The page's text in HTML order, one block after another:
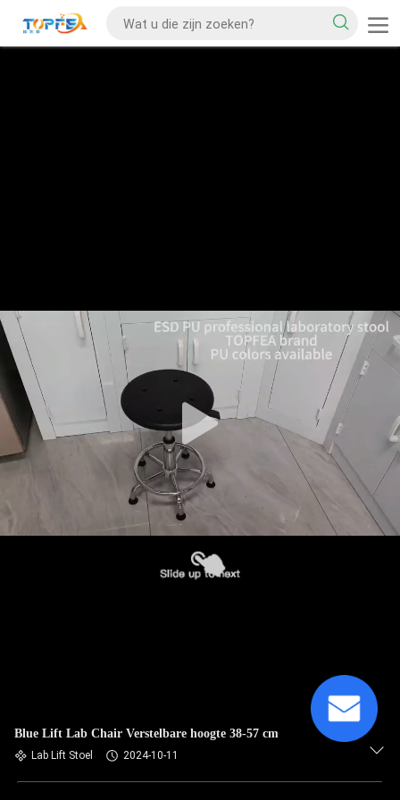
Blue Lift Lab Chair Verstelbare hoogte 38-57 cm
Lab Lift Stoel 2024-10-11